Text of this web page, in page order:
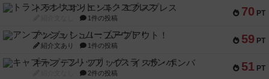
70 PT
トランスオリエント・エクスプレス
1件の投稿
59 PT
アンブッシュ！：ムーブアウト！
紹介文あり 1件の投稿
51 PT
キャプテン・フリップ：イスラ・ボンバ
2件の投稿